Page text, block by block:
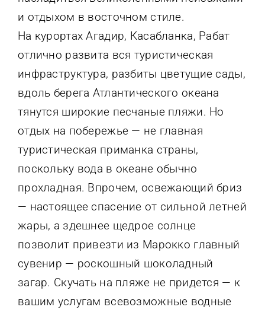
и отдыхом в восточном стиле.
На курортах Агадир, Касабланка, Рабат
отлично развита вся туристическая
инфраструктура, разбиты цветущие сады,
вдоль берега Атлантического океана
тянутся широкие песчаные пляжи. Но
отдых на побережье — не главная
туристическая приманка страны,
поскольку вода в океане обычно
прохладная. Впрочем, освежающий бриз
— настоящее спасение от сильной летней
жары, а здешнее щедрое солнце
позволит привезти из Марокко главный
сувенир — роскошный шоколадный
загар. Скучать на пляже не придется — к
вашим услугам всевозможные водные